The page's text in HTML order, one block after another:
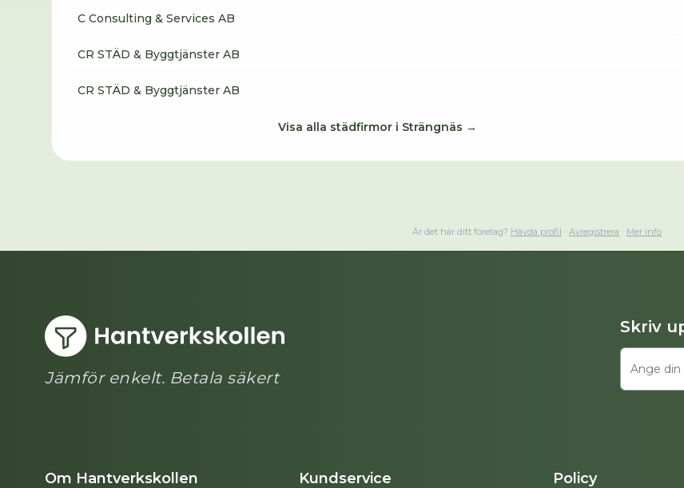
C Consulting & Services AB
CR STÄD & Byggtjänster AB
CR STÄD & Byggtjänster AB
Visa alla städfirmor i Strängnäs →
Är det här ditt företag? Hävda profil · Avregistrera · Mer info
Jämför enkelt. Betala säkert
Skriv
Om Hantverkskollen Kundservice Policy